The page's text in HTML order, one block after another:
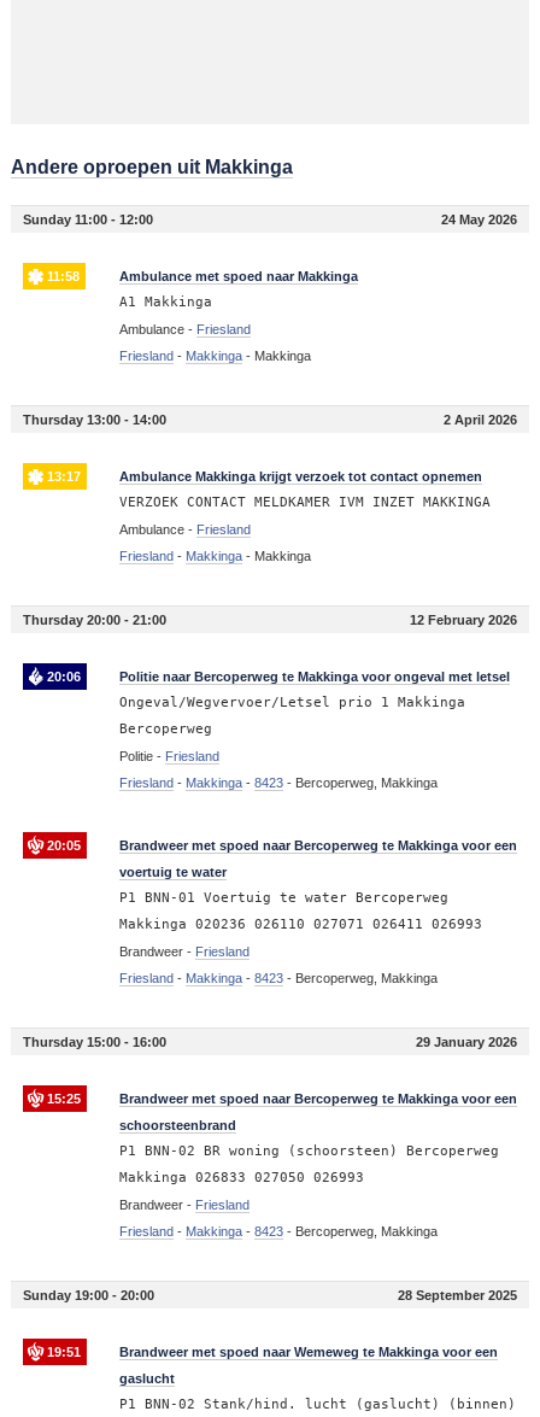
Andere oproepen uit Makkinga
Sunday 11:00 - 12:00 24 May 2026
11:58 Ambulance met spoed naar Makkinga
A1 Makkinga
Ambulance - Friesland
Friesland - Makkinga- Makkinga
Thursday 13:00 - 14:00 2 April 2026
13:17 Ambulance Makkinga krijgt verzoek tot contact opnemen
VERZOEK CONTACT MELDKAMER IVM INZET MAKKINGA
Ambulance - Friesland
Friesland - Makkinga- Makkinga
Thursday 20:00 - 21:00 12 February 2026
20:06 Politie naar Bercoperweg te Makkinga voor ongeval met letsel
Ongeval/Wegvervoer/Letsel prio 1 Makkinga
Bercoperweg
Politie - Friesland
Friesland - Makkinga- 8423- Bercoperweg, Makkinga
20:05
Brandweer met spoed naar Bercoperweg te Makkinga voor een
voertuig te water
P1 BNN-01 Voertuig te water Bercoperweg
Makkinga 020236 026110 027071 026411 026993
Brandweer - Friesland
Friesland - Makkinga- 8423- Bercoperweg, Makkinga
Thursday 15:00 - 16:00 29 January 2026
15:25
Brandweer met spoed naar Bercoperweg te Makkinga voor een
schoorsteenbrand
P1 BNN-02 BR woning (schoorsteen) Bercoperweg
Makkinga 026833 027050 026993
Brandweer - Friesland
Friesland - Makkinga- 8423- Bercoperweg, Makkinga
Sunday 19:00 - 20:00 28 September 2025
19:51
Brandweer met spoed naar Wemeweg te Makkinga voor een
gaslucht
P1 BNN-02 Stank/hind. lucht (gaslucht) (binnen)